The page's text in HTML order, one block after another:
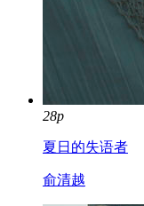
28p
夏日的失语者
俞清越